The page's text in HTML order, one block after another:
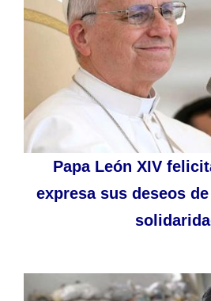
Papa León XIV
expresa sus deseos